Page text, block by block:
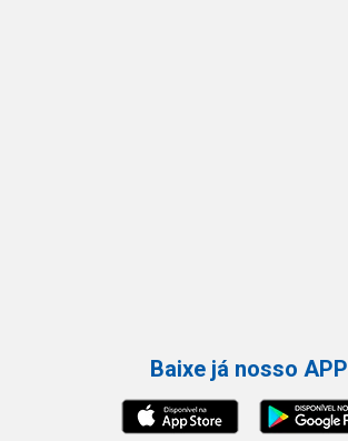
Baixe já nosso APP